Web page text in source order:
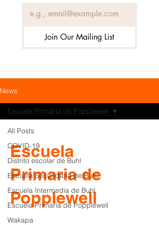
Join Our Mailing List
News
All Posts
COVID-19
Distrito escolar de Buhl
Escuela Secundaria de Buhl
Escuela Intermedia de Buhl
Escuela Primaria de Popplewell
Wakapa
Escuela Primaria de Popplewell
Escuela
Primaria de
Popplewell